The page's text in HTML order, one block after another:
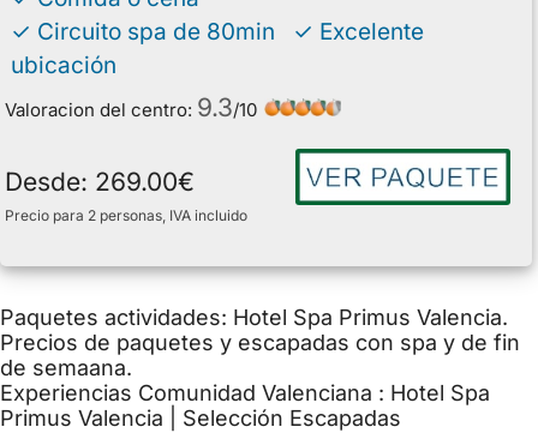
✓ Circuito spa de 80min ✓ Excelente
ubicación
Valoracion del centro: 9.3/10
Desde: 269.00€
Precio para 2 personas, IVA incluido
Paquetes actividades: Hotel Spa Primus Valencia.
Precios de paquetes y escapadas con spa y de fin
de semaana.
Experiencias Comunidad Valenciana : Hotel Spa
Primus Valencia | Selección Escapadas